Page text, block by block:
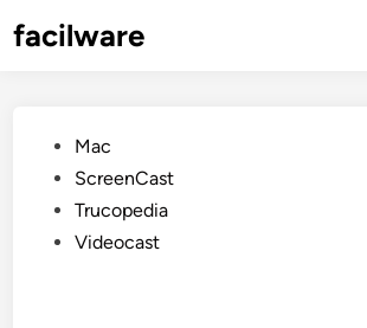
facilware
Publicado
en
Mac
ScreenCast
Trucopedia
Videocast